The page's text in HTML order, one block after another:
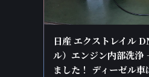
日産 エクストレイル
ル）エンジン内部洗浄
ました！ ディーゼル